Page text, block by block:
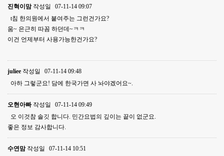
진혁이맘 작성일
07-11-14 09:07
t침 한의원에서 붙여주는 그런건가요?
움~ 은근히 따꼼 하던데~ㅋㅋ
이건 언제부터 사용가능한건가요?
juliee 작성일
07-11-14 09:48
아하 그렇군요! 담에 한국가면 사 놔야겠어요~.
오현아빠 작성일
07-11-14 09:49
오 이것참 솔깃 합니다. 민간요법의 깊이는 끝이 없군요.
좋은 정보 감사합니다.
수연맘 작성일
07-11-14 10:51